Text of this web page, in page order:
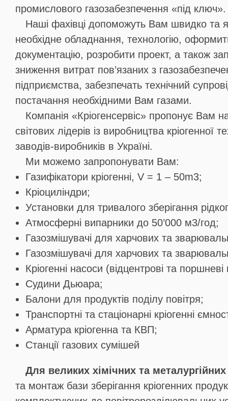
промислового газозабезпечення «під ключ».
Наші фахівці допоможуть Вам швидко та
необхідне обладнання, технологію,
документацію, розробити проект, а також
зниження витрат пов’язаних з
підприємства, забезпечать технічний
постачання необхідними Вам газами.
Компанія «Кріогенсервіс» пропонує Вам
світових лідерів із виробництва кріогенної
заводів-виробників в Україні.
Ми можемо запропонувати Вам:
Газифікатори кріогенні, V = 1 – 50m3;
Кріоциліндри;
Установки для тривалого зберігання
Атмосферні випарники до 50’000 м3/год;
Газозмішувачі для харчових та
Газозмішувачі для харчових та
Кріогенні насоси (відцентрові та
Судини Дьюара;
Балони для продуктів поділу повітря;
Транспортні та стаціонарні кріогенні
Арматура кріогенна та КВП;
Станції газових сумішей
Для великих хімічних та металургійних
та монтаж бази зберігання кріогенних